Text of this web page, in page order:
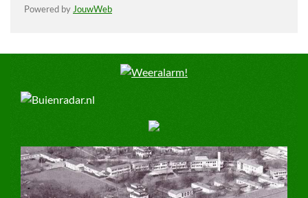
Powered by JouwWeb